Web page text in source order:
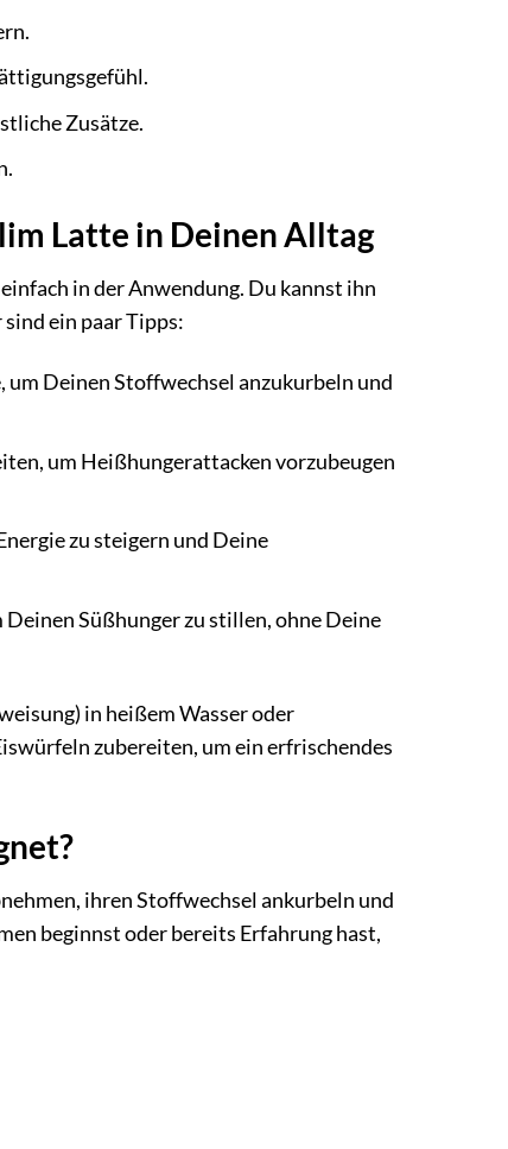
Zusätze.
Latte in Deinen Alltag
in der Anwendung. Du kannst ihn
ein paar Tipps:
um Deinen Stoffwechsel anzukurbeln und
um Heißhungerattacken vorzubeugen
zu steigern und Deine
Süßhunger zu stillen, ohne Deine
in heißem Wasser oder
zubereiten, um ein erfrischendes
ihren Stoffwechsel ankurbeln und
beginnst oder bereits Erfahrung hast,